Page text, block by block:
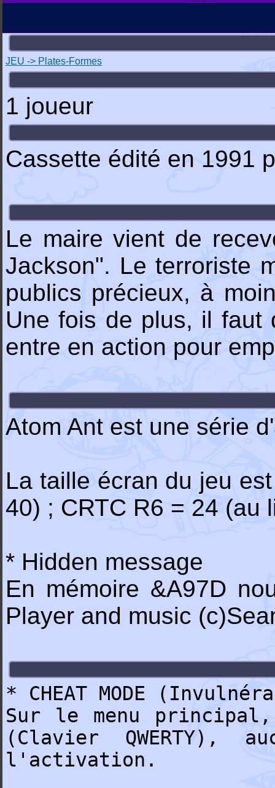
JEU -> Plates-Formes
1 joueur
Cassette édité en 1991
Le maire vient de
Jackson". Le terroriste
publics précieux, à
Une fois de plus, il faut
entre en action pour
Atom Ant est une série
La taille écran du jeu
40) ; CRTC R6 = 24 (au
* Hidden message
En mémoire &A97D
Player and music
* CHEAT MODE
Sur le menu principal,
(Clavier QWERTY),
l'activation.